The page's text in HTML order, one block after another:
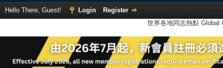
Hello There, Guest! Login
Register
世界各地同志熱點